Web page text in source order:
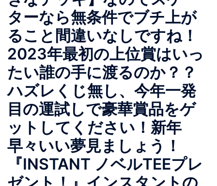
ターなら無条件でブチ上が
ること間違いなしですね！
2023年最初の上位賞はいっ
たい誰の手に渡るのか？？
ハズレくじ無し、今年一発
目の運試しで豪華賞品をゲ
ットしてください！新年
早々いい夢見ましょう！
『INSTANT ノベルTEEプレ